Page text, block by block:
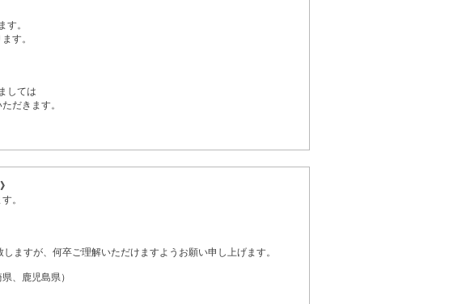
す。
す。
しては
だきます。
。
ますが、何卒ご理解いただけますようお願い申し上げます。
、鹿児島県）